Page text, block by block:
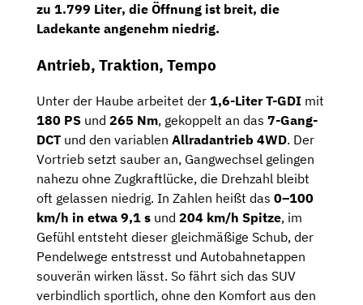
zu 1.799 Liter, die Öffnung ist breit, die
Ladekante angenehm niedrig.
Antrieb, Traktion, Tempo
Unter der Haube arbeitet der 1,6-Liter T-GDI mit
180 PS und 265 Nm, gekoppelt an das 7-Gang-
DCT und den variablen Allradantrieb 4WD. Der
Vortrieb setzt sauber an, Gangwechsel gelingen
nahezu ohne Zugkraftlücke, die Drehzahl bleibt
oft gelassen niedrig. In Zahlen heißt das 0–100
km/h in etwa 9,1 s und 204 km/h Spitze, im
Gefühl entsteht dieser gleichmäßige Schub, der
Pendelwege entstresst und Autobahnetappen
souverän wirken lässt. So fährt sich das SUV
verbindlich sportlich, ohne den Komfort aus den